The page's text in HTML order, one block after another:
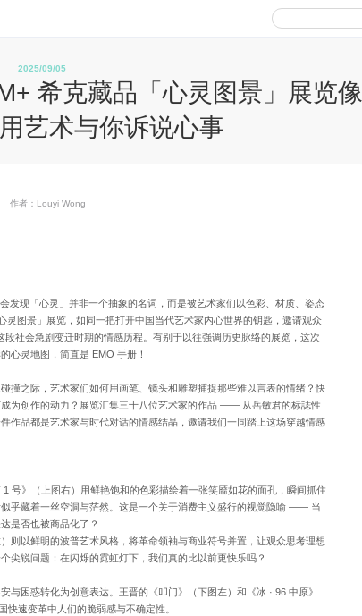
2025/09/05
希克藏品「心灵图景」展览像
艺术与你诉说心事
作者：Louyi Wong
发现「心灵」并非一个抽象的名词，而是被艺术家们以色彩、材质、姿态
图景」展览，如同一把打开中国当代艺术家内心世界的钥匙，邀请观众
社会急剧变迁时期的情感历程。有别于以往强调历史脉络的展览，这次
心灵地图，简直是 EMO 手册！
撞之际，艺术家们如何用画笔、镜头和雕塑捕捉那些难以言表的情绪？快
为创作的动力？展览汇集三十八位艺术家的作品 —— 从岳敏君的标誌性
作品都是艺术家与时代对话的情感结晶，邀请我们一同踏上这场穿越情感
号》（上图右）用鲜艳饱和的色彩描绘着一张笑靥如花的面孔，瞬间抓住
乎藏着一丝空洞与茫然。这是一个关于消费主义盛行的视觉隐喻 —— 当
是否也被商品化了？
则以鲜明的波普艺术风格，将革命领袖与商业符号并置，让观众思考理想
尖锐问题：在闪烁的霓虹灯下，我们真的比以前更快乐吗？
与困惑转化为创意表达。王晋的《叩门》（下图左）和《冰 · 96 中原》
快速变革中人们的脆弱感与不确定性。